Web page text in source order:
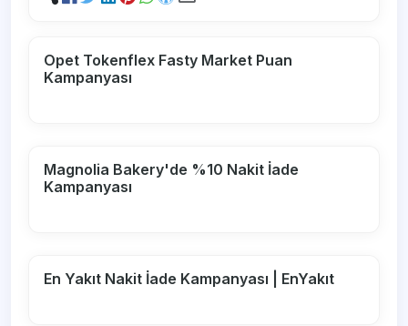
Opet Tokenflex Fasty Market Puan
Kampanyası
Magnolia Bakery'de %10 Nakit İade
Kampanyası
En Yakıt Nakit İade Kampanyası | EnYakıt